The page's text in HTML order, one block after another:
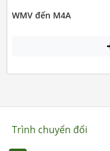
WMV đến M4A
Trình chuyển đổi